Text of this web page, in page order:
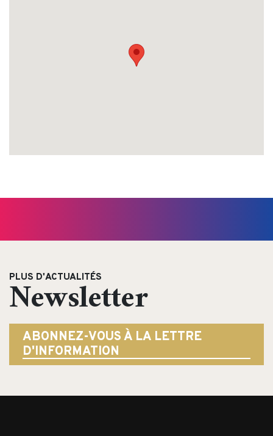
PLUS D'ACTUALITÉS
Newsletter
ABONNEZ-VOUS À LA LETTRE
D'INFORMATION